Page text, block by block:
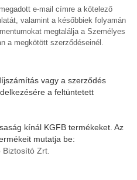
e-mail címre a kötelező
valamint a későbbiek folyamán
megtalálja a Személyes
a megkötött szerződéseinél.
vagy a szerződés
a feltüntetett
kínál KGFB termékeket. Az
mutatja be:
Zrt.